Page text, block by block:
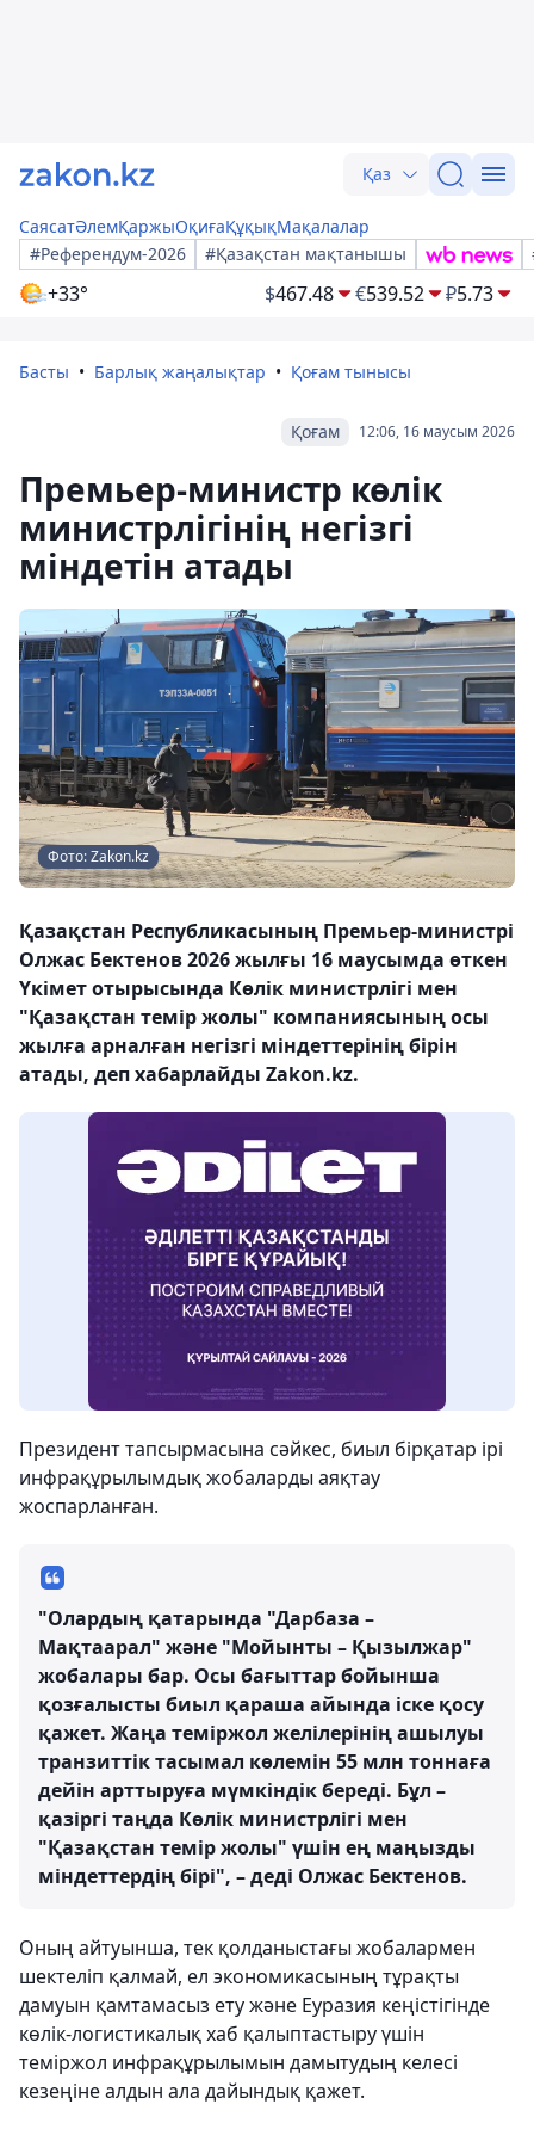
Қаз
СаясатӘлемҚаржыОқиғаҚұқықМақалалар
#Референдум-2026
#Қазақстан мақтанышы
+33° $467.48 €539.52 ₽5.73
Басты Барлық жаңалықтар Қоғам тынысы
12:06, 16 маусым 2026
Қоғам
Премьер-министр көлік
министрлігінің негізгі
міндетін атады
Фото: Zakon.kz
Қазақстан Республикасының Премьер-министрі
Олжас Бектенов 2026 жылғы 16 маусымда өткен
Үкімет отырысында Көлік министрлігі мен
"Қазақстан темір жолы" компаниясының осы
жылға арналған негізгі міндеттерінің бірін
атады, деп хабарлайды Zakon.kz.
Президент тапсырмасына сәйкес, биыл бірқатар ірі
инфрақұрылымдық жобаларды аяқтау
жоспарланған.
"Олардың қатарында "Дарбаза –
Мақтаарал" және "Мойынты – Қызылжар"
жобалары бар. Осы бағыттар бойынша
қозғалысты биыл қараша айында іске қосу
қажет. Жаңа теміржол желілерінің ашылуы
транзиттік тасымал көлемін 55 млн тоннаға
дейін арттыруға мүмкіндік береді. Бұл –
қазіргі таңда Көлік министрлігі мен
"Қазақстан темір жолы" үшін ең маңызды
міндеттердің бірі", – деді Олжас Бектенов.
Оның айтуынша, тек қолданыстағы жобалармен
шектеліп қалмай, ел экономикасының тұрақты
дамуын қамтамасыз ету және Еуразия кеңістігінде
көлік-логистикалық хаб қалыптастыру үшін
теміржол инфрақұрылымын дамытудың келесі
кезеңіне алдын ала дайындық қажет.